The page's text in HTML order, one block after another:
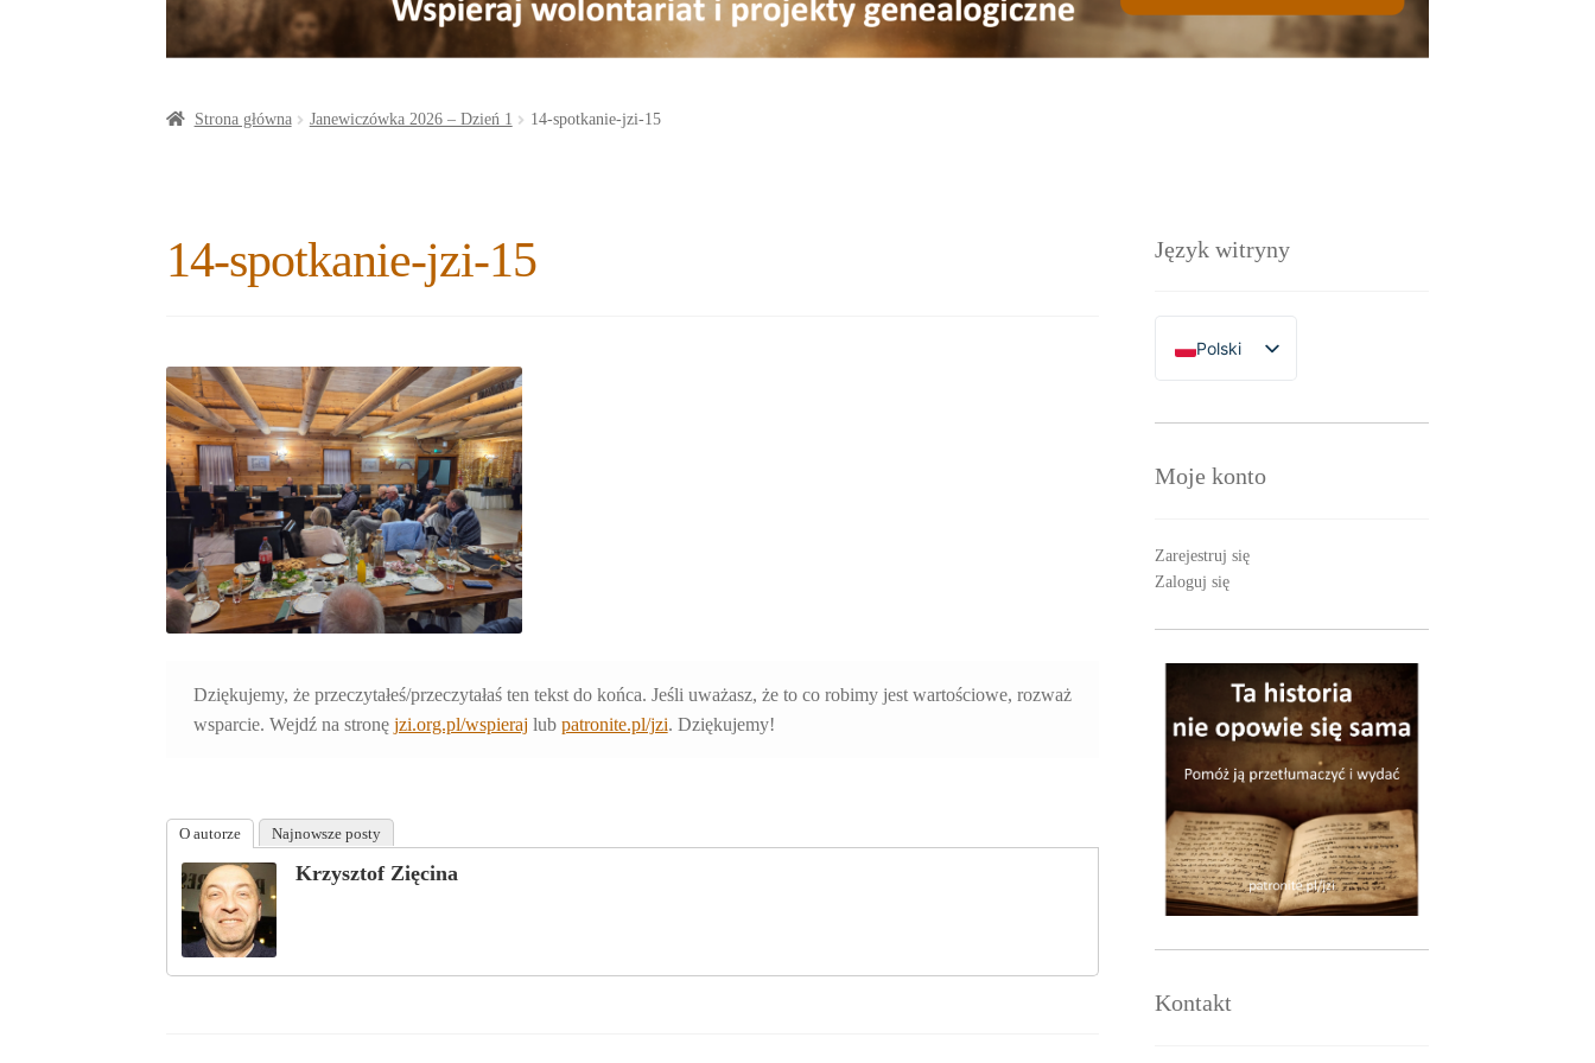
Strona główna Janewiczówka 2026 – Dzień 1 14-spotkanie-jzi-15
14-spotkanie-jzi-15
Dziękujemy, że przeczytałeś/przeczytałaś ten tekst do końca. Jeśli uważasz, że to co robimy jest wartościowe, rozważ
wsparcie. Wejdź na stronę jzi.org.pl/wspieraj lub patronite.pl/jzi. Dziękujemy!
O autorze Najnowsze posty
Krzysztof Zięcina
Język witryny
Polski
English
Moje konto
Zarejestruj się
Zaloguj się
Kontakt